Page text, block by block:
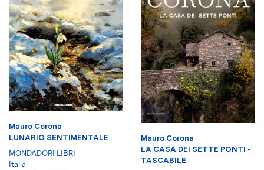
Mauro Corona
LUNARIO SENTIMENTALE
MONDADORI LIBRI
Italia
Mauro Corona
LA CASA DEI SETTE PONTI -
TASCABILE